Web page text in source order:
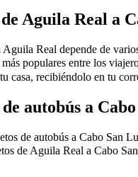
Aguila Real a
Real depende de
populares entre los
casa, recibiéndolo en tu
autobús a
de autobús a Cabo
de Aguila Real a Cabo